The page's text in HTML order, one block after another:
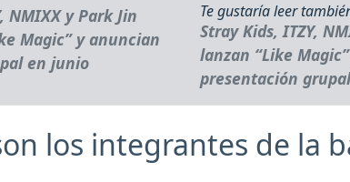
Te gustaría leer
Stray Kids, ITZY,
lanzan “Like
presentación
los integrantes de la